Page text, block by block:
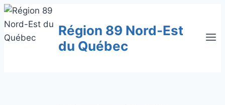
Aller
au
contenu
Région 89 Nord-Est
du Québec